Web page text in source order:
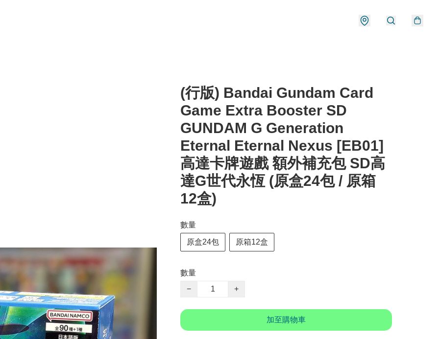
(行版) Bandai Gundam Card
Game Extra Booster SD
GUNDAM G Generation
Eternal Eternal Nexus [EB01]
高達卡牌遊戲 額外補充包 SD高
達G世代永恆 (原盒24包 / 原箱
12盒)
數量
原盒24包 原箱12盒
數量
−
+
加至購物車